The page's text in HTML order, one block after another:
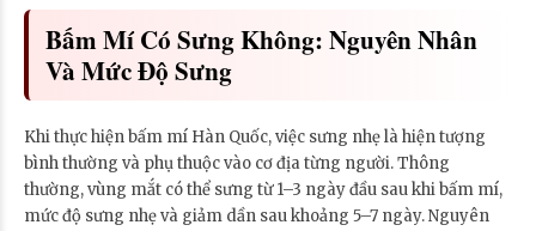
Bấm Mí Có Sưng Không: Nguyên Nhân
Và Mức Độ Sưng
Khi thực hiện bấm mí Hàn Quốc, việc sưng nhẹ là hiện tượng
bình thường và phụ thuộc vào cơ địa từng người. Thông
thường, vùng mắt có thể sưng từ 1–3 ngày đầu sau khi bấm mí,
mức độ sưng nhẹ và giảm dần sau khoảng 5–7 ngày. Nguyên